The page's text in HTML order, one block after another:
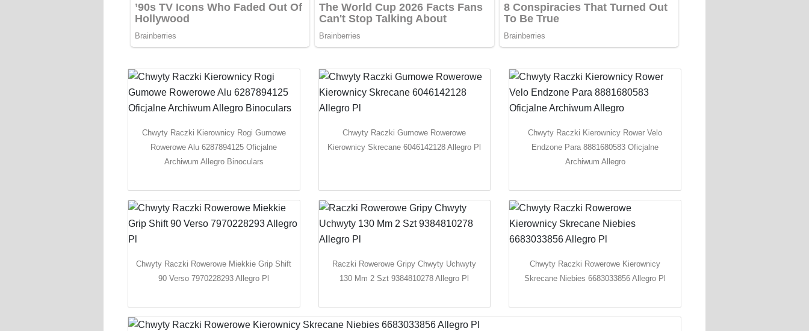
Chwyty Raczki Kierownicy Rogi Gumowe
Rowerowe Alu 6287894125 Oficjalne
Archiwum Allegro Binoculars
Chwyty Raczki Gumowe Rowerowe
Kierownicy Skrecane 6046142128 Allegro Pl
Chwyty Raczki Kierownicy Rower Velo
Endzone Para 8881680583 Oficjalne
Archiwum Allegro
Chwyty Raczki Rowerowe Miekkie Grip Shift
90 Verso 7970228293 Allegro Pl
Raczki Rowerowe Gripy Chwyty Uchwyty
130 Mm 2 Szt 9384810278 Allegro Pl
Chwyty Raczki Rowerowe Kierownicy
Skrecane Niebies 6683033856 Allegro Pl